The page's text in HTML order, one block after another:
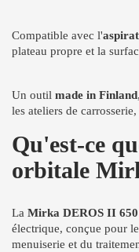
Compatible avec l'
plateau propre et la
Un outil made in Finland
les ateliers de
Qu'est-ce
orbitale
La Mirka DEROS II 650
électrique, conçue pour
menuiserie et du